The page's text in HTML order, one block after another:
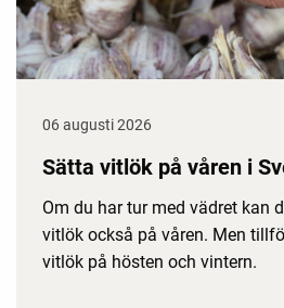
06 augusti 2026
Sätta vitlök på våren i
Om du har tur med vädret kan
vitlök också på våren. Men
vitlök på hösten och vintern.